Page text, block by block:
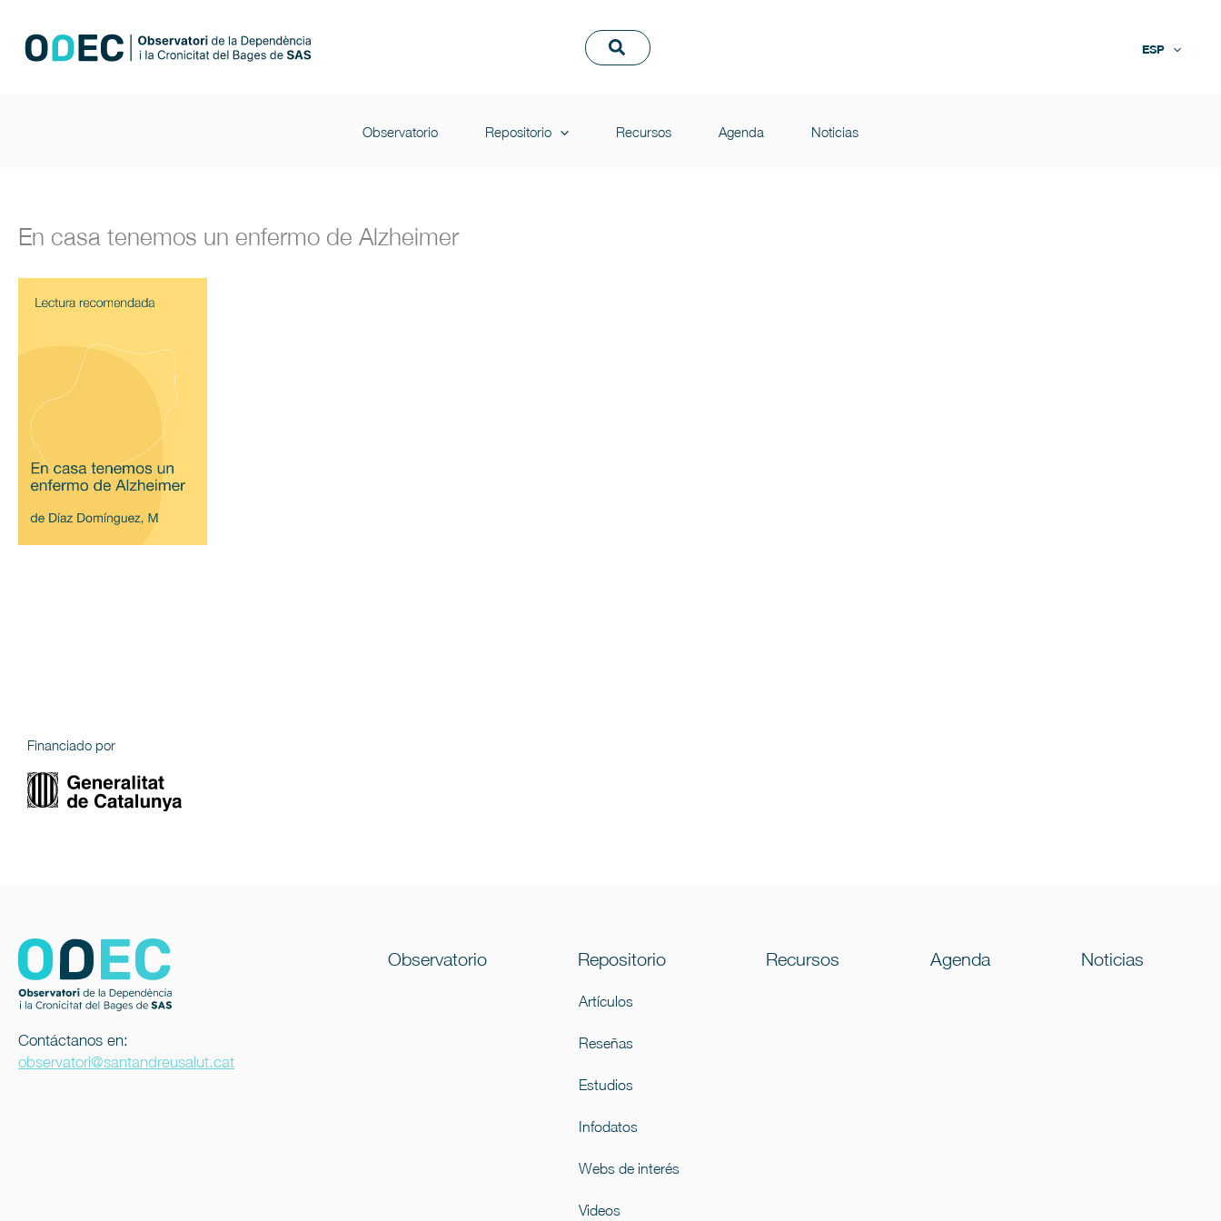
contenido
ESP
Observatorio Repositorio Recursos Agenda Noticias
En casa tenemos un enfermo de Alzheimer
Financiado por
Contáctanos en:
observatori@santandreusalut.cat
Observatorio Repositorio
Artículos
Reseñas
Estudios
Infodatos
Webs de interés
Videos
Recursos Agenda Noticias